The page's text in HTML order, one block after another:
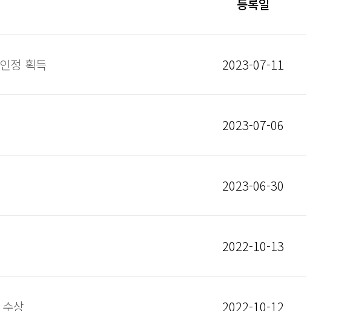
등록일
정 획득 2023-07-11
2023-07-06
2023-06-30
2022-10-13
상 2022-10-12